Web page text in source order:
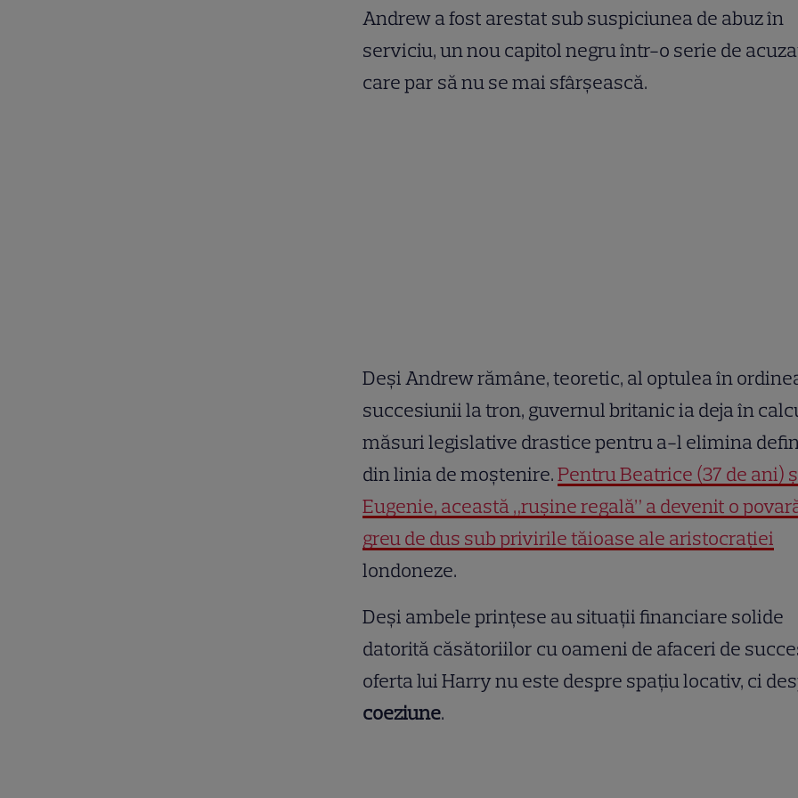
Andrew a fost arestat sub suspiciunea de abuz în
serviciu, un nou capitol negru într-o serie de
care par să nu se mai sfârșească.
Deși Andrew rămâne, teoretic, al optulea în
succesiunii la tron, guvernul britanic ia deja în
măsuri legislative drastice pentru a-l elimina
din linia de moștenire.Pentru Beatrice (37 de ani)
Eugenie, această „rușine regală” a devenit o
greu de dus sub privirile tăioase ale aristocrației
londoneze.
Deși ambele prințese au situații financiare solide
datorită căsătoriilor cu oameni de afaceri de
oferta lui Harry nu este despre spațiu locativ, ci
coeziune.